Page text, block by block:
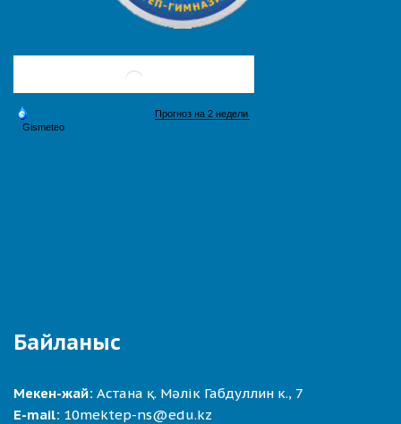
Байланыс
Мекен-жай: Астана қ. Мәлік Габдуллин к., 7
E-mail: 10mektep-ns@edu.kz